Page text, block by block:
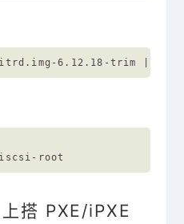
6.12.18-trim |
搭 PXE/iPXE